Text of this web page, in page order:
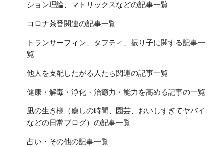
ション理論、マトリックスなどの記事一覧
コロナ茶番関連の記事一覧
トランサーフィン、タフティ、振り子に関する記事一
覧
他人を支配したがる人たち関連の記事一覧
健康・解毒・浄化・治癒力・能力を高める記事の一覧
凪の生き様（癒しの時間、園芸、おいしすぎてヤバイ
などの日常ブログ）の記事一覧
占い・その他の記事一覧